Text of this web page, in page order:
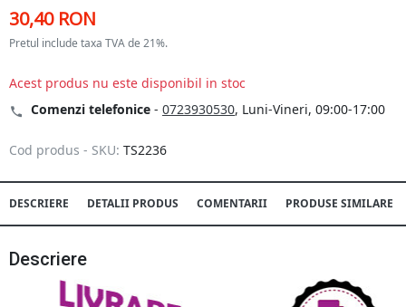
30,40 RON
Pretul include taxa TVA de 21%.
Acest produs nu este disponibil in stoc
Comenzi telefonice - 0723930530, Luni-Vineri, 09:00-17:00
Cod produs - SKU: TS2236
DESCRIERE DETALII PRODUS COMENTARII PRODUSE SIMILARE
Descriere